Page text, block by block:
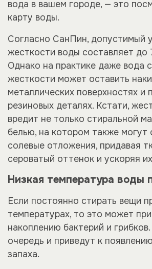
вода в вашем городе, — это
карту воды.
Согласно СанПин, допустимый
жесткости воды составляет до
Однако на практике даже вода
жесткости может оставить
металлических поверхностях и
резиновых деталях. Кстати,
вредит не только стиральной
белью, на котором также могут
солевые отложения, придавая
сероватый оттенок и ускоряя
Низкая температура воды
Если постоянно стирать вещи
температурах, то это может
накоплению бактерий и
очередь и приведут к
запаха.